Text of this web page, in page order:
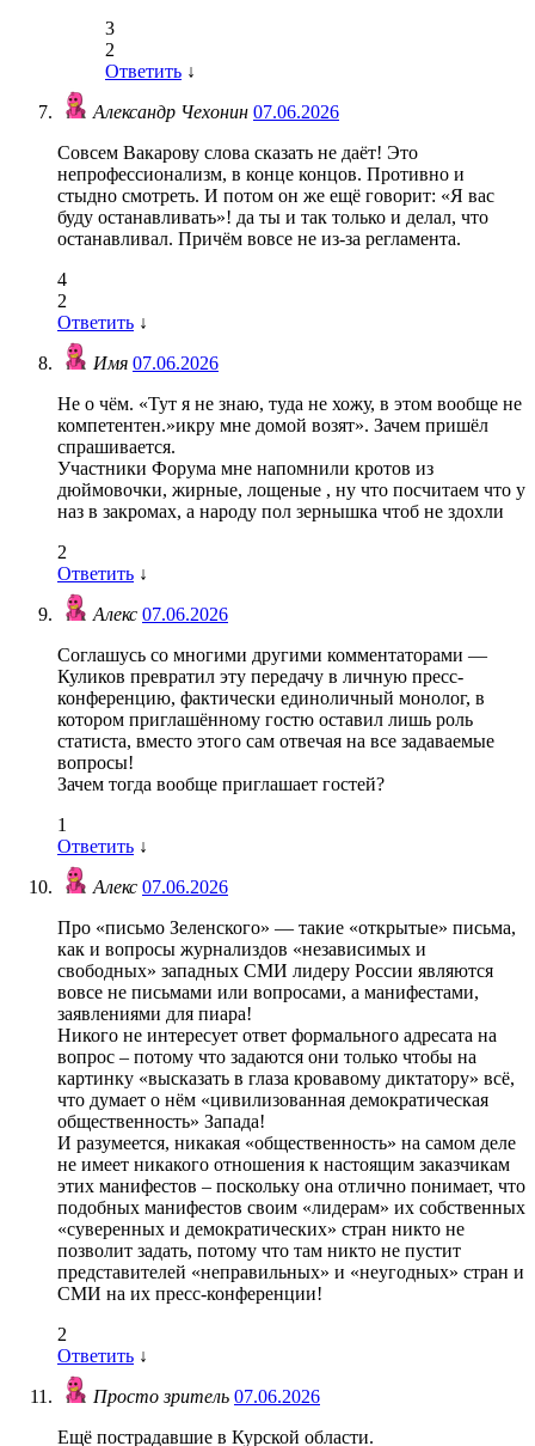
3
2
Ответить ↓
Александр Чехонин 07.06.2026
Совсем Вакарову слова сказать не даёт! Это
непрофессионализм, в конце концов. Противно и
стыдно смотреть. И потом он же ещё говорит: «Я вас
буду останавливать»! да ты и так только и делал, что
останавливал. Причём вовсе не из-за регламента.
4
2
Ответить ↓
Имя 07.06.2026
Не о чём. «Тут я не знаю, туда не хожу, в этом вообще не
компетентен.»икру мне домой возят». Зачем пришёл
спрашивается.
Участники Форума мне напомнили кротов из
дюймовочки, жирные, лощеные , ну что посчитаем что у
наз в закромах, а народу пол зернышка чтоб не здохли
2
Ответить ↓
Алекс 07.06.2026
Соглашусь со многими другими комментаторами —
Куликов превратил эту передачу в личную пресс-
конференцию, фактически единоличный монолог, в
котором приглашённому гостю оставил лишь роль
статиста, вместо этого сам отвечая на все задаваемые
вопросы!
Зачем тогда вообще приглашает гостей?
1
Ответить ↓
Алекс 07.06.2026
Про «письмо Зеленского» — такие «открытые» письма,
как и вопросы журнализдов «независимых и
свободных» западных СМИ лидеру России являются
вовсе не письмами или вопросами, а манифестами,
заявлениями для пиара!
Никого не интересует ответ формального адресата на
вопрос – потому что задаются они только чтобы на
картинку «высказать в глаза кровавому диктатору» всё,
что думает о нём «цивилизованная демократическая
общественность» Запада!
И разумеется, никакая «общественность» на самом деле
не имеет никакого отношения к настоящим заказчикам
этих манифестов – поскольку она отлично понимает, что
подобных манифестов своим «лидерам» их собственных
«суверенных и демократических» стран никто не
позволит задать, потому что там никто не пустит
представителей «неправильных» и «неугодных» стран и
СМИ на их пресс-конференции!
2
Ответить ↓
Просто зритель 07.06.2026
Ещё пострадавшие в Курской области.